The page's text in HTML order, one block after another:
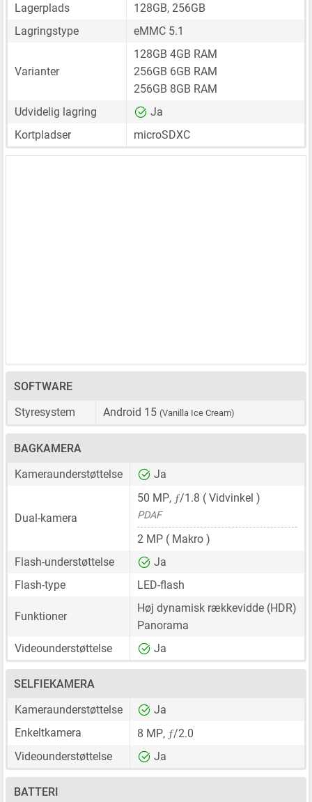
Lagerplads
128GB, 256GB
Lagringstype
eMMC 5.1
Varianter
128GB 4GB RAM
256GB 6GB RAM
256GB 8GB RAM
Udvidelig lagring
Ja
Kortpladser
microSDXC
SOFTWARE
Styresystem
Android 15 (Vanilla Ice Cream)
BAGKAMERA
Kameraunderstøttelse
Ja
Dual-kamera
50 MP, ƒ/1.8 ( Vidvinkel )
PDAF
2 MP ( Makro )
Flash-understøttelse
Ja
Flash-type
LED-flash
Funktioner
Høj dynamisk rækkevidde (HDR)
Panorama
Videounderstøttelse
Ja
SELFIEKAMERA
Kameraunderstøttelse
Ja
Enkeltkamera
8 MP, ƒ/2.0
Videounderstøttelse
Ja
BATTERI